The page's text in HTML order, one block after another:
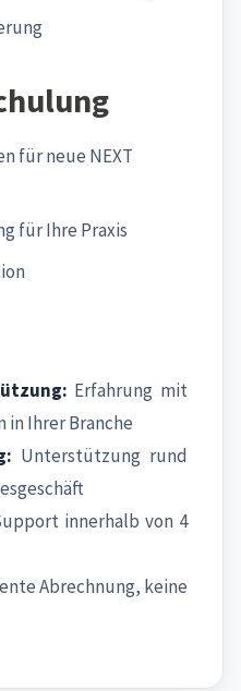
für neue NEXT
für Ihre Praxis
Erfahrung mit
in Ihrer Branche
Unterstützung rund
innerhalb von 4
Abrechnung, keine